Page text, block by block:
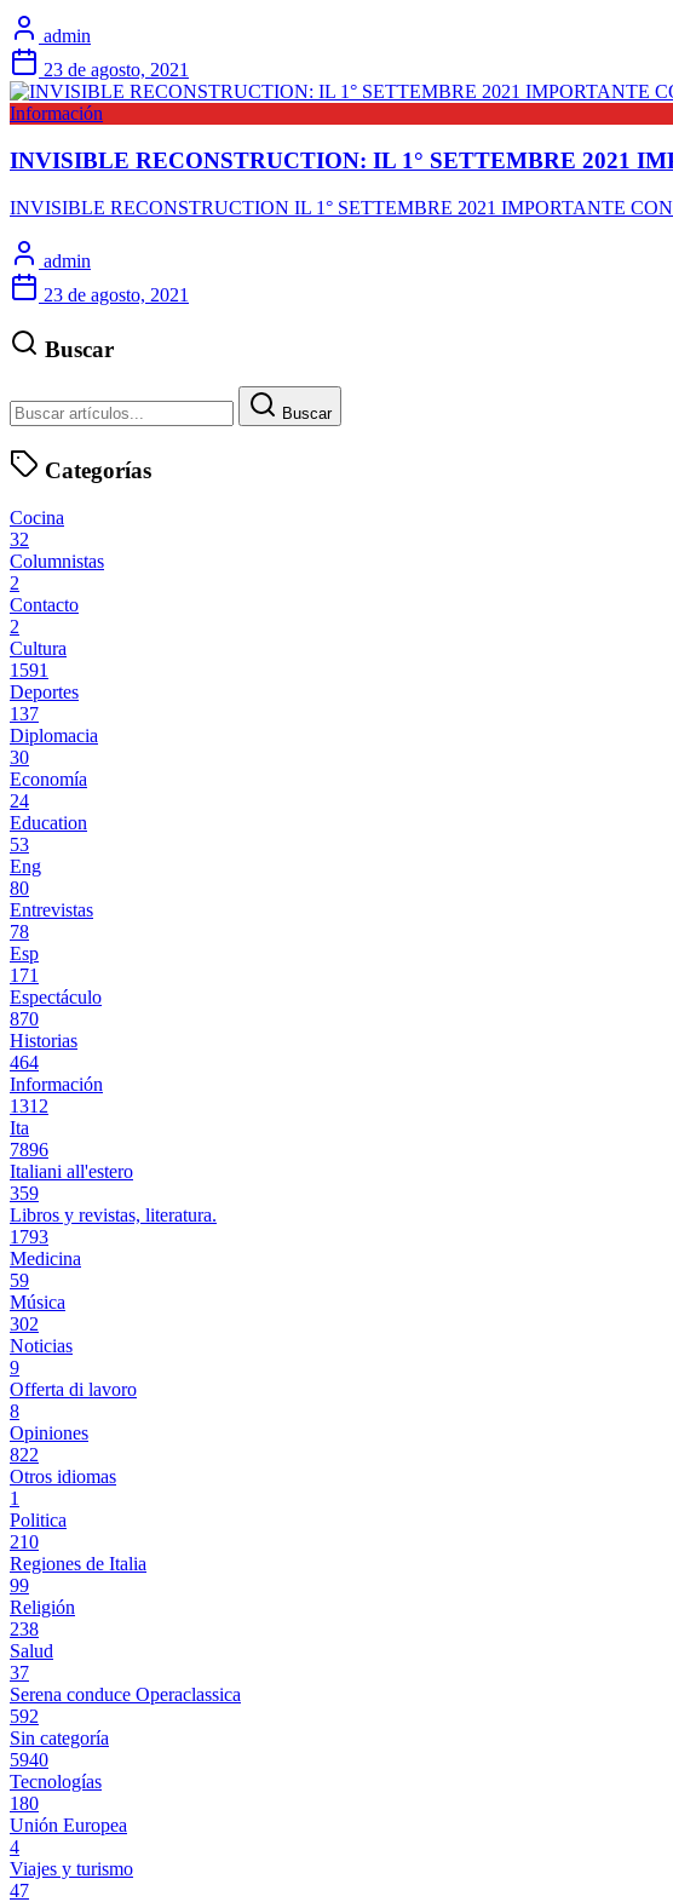
admin
23 de agosto, 2021
Información
INVISIBLE RECONSTRUCTION: IL 1° SETTEMBRE 2021
INVISIBLE RECONSTRUCTION IL 1° SETTEMBRE 2021 IMPORTANTE
admin
23 de agosto, 2021
Buscar
Buscar
Categorías
Cocina
32
Columnistas
2
Contacto
2
Cultura
1591
Deportes
137
Diplomacia
30
Economía
24
Education
53
Eng
80
Entrevistas
78
Esp
171
Espectáculo
870
Historias
464
Información
1312
Ita
7896
Italiani all'estero
359
Libros y revistas, literatura.
1793
Medicina
59
Música
302
Noticias
9
Offerta di lavoro
8
Opiniones
822
Otros idiomas
1
Politica
210
Regiones de Italia
99
Religión
238
Salud
37
Serena conduce Operaclassica
592
Sin categoría
5940
Tecnologías
180
Unión Europea
4
Viajes y turismo
47